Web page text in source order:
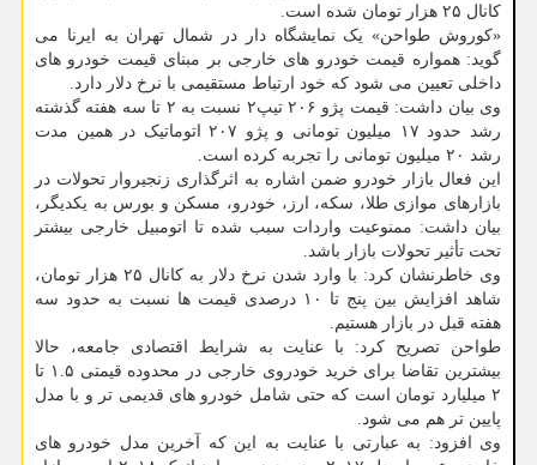
کانال ۲۵ هزار تومان شده است.
«کوروش طواحن» یک نمایشگاه دار در شمال تهران به ایرنا می
گوید: همواره قیمت خودرو های خارجی بر مبنای قیمت خودرو های
داخلی تعیین می شود که خود ارتباط مستقیمی با نرخ دلار دارد.
وی بیان داشت: قیمت پژو ۲۰۶ تیپ۲ نسبت به ۲ تا سه هفته گذشته
رشد حدود ۱۷ میلیون تومانی و پژو ۲۰۷ اتوماتیک در همین مدت
رشد ۲۰ میلیون تومانی را تجربه کرده است.
این فعال بازار خودرو ضمن اشاره به اثرگذاری زنجیروار تحولات در
بازارهای موازی طلا، سکه، ارز، خودرو، مسکن و بورس به یکدیگر،
بیان داشت: ممنوعیت واردات سبب شده تا اتومبیل خارجی بیشتر
تحت تأثیر تحولات بازار باشد.
وی خاطرنشان کرد: با وارد شدن نرخ دلار به کانال ۲۵ هزار تومان،
شاهد افزایش بین پنج تا ۱۰ درصدی قیمت ها نسبت به حدود سه
هفته قبل در بازار هستیم.
طواحن تصریح کرد: با عنایت به شرایط اقتصادی جامعه، حالا
بیشترین تقاضا برای خرید خودروی خارجی در محدوده قیمتی ۱.۵ تا
۲ میلیارد تومان است که حتی شامل خودرو های قدیمی تر و با مدل
پایین تر هم می شود.
وی افزود: به عبارتی با عنایت به این که آخرین مدل خودرو های